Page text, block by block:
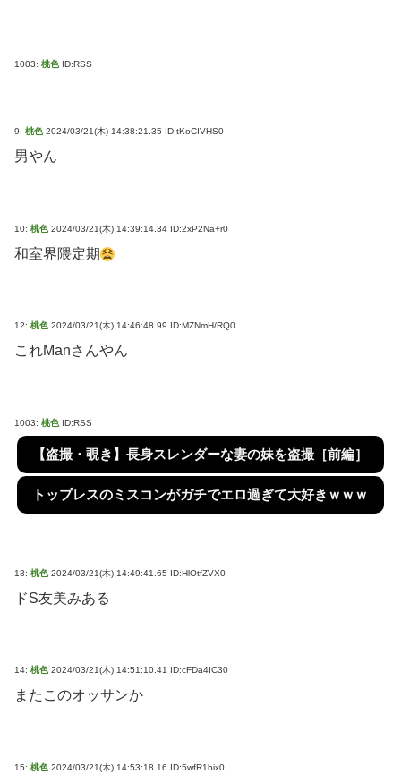
1003: 桃色 ID:RSS
9: 桃色 2024/03/21(木) 14:38:21.35 ID:tKoCIVHS0
男やん
10: 桃色 2024/03/21(木) 14:39:14.34 ID:2xP2Na+r0
和室界隈定期
12: 桃色 2024/03/21(木) 14:46:48.99 ID:MZNmH/RQ0
これManさんやん
1003: 桃色 ID:RSS
【盗撮・覗き】長身スレンダーな妻の妹を盗撮［前編］
トップレスのミスコンがガチでエロ過ぎて大好きｗｗｗ
13: 桃色 2024/03/21(木) 14:49:41.65 ID:HlOtfZVX0
ドS友美みある
14: 桃色 2024/03/21(木) 14:51:10.41 ID:cFDa4IC30
またこのオッサンか
15: 桃色 2024/03/21(木) 14:53:18.16 ID:5wfR1bix0